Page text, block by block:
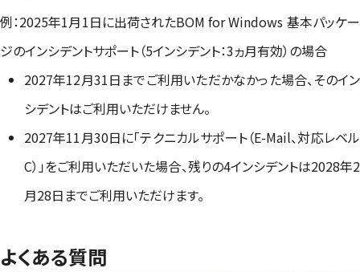
例：2025年1月1日に出荷されたBOM for Windows 基本パッケー
ジのインシデントサポート（5インシデント：3ヵ月有効）の場合
2027年12月31日までご利用いただかなかった場合、そのイン
シデントはご利用いただけません。
2027年11月30日に「テクニカルサポート（E-Mail、対応レベル
C）」をご利用いただいた場合、残りの4インシデントは2028年2
月28日までご利用いただけます。
よくある質問